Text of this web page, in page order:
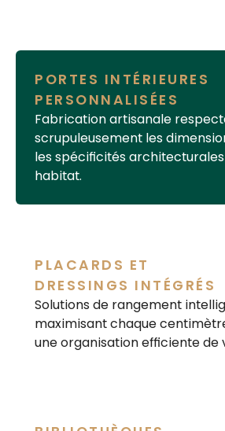
PORTES INTÉRIEURES
PERSONNALISÉES
Fabricationartisanale
scrupuleusement les
les spécificités
habitat.
PLACARDS ET
DRESSINGS INTÉGRÉS
Solutions de rangement
maximisant chaque
une organisation efficiente de